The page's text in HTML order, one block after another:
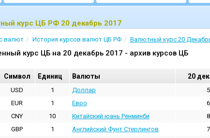
ЗА МЕСЯЦ
курс ЦБ РФ 20 декабрь 2017
валют История курсов валют ЦБ РФ Валютный курс 20
курс ЦБ на 20 декабрь 2017 - архив курсов ЦБ
Cимвол Единиц Валюты 20
USD 1 Доллар
EUR
1 Евро
CNY
10 Китайский юань Ренминби
GBP
1 Английский Фунт Стерлингов